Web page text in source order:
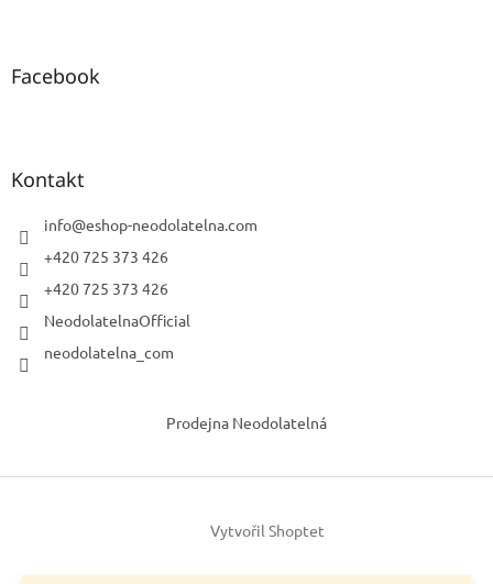
Facebook
Kontakt
info@eshop-neodolatelna.com
+420 725 373 426
+420 725 373 426
NeodolatelnaOfficial
neodolatelna_com
Prodejna Neodolatelná
Vytvořil Shoptet